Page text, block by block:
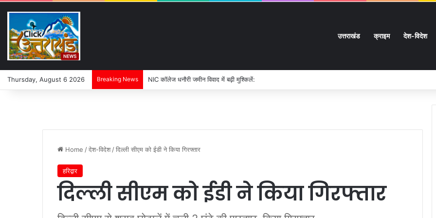
उत्तराखंड क्राइम देश-विदेश
Thursday, August 6 2026 Breaking News पहली बारिश में ढही बिजलीघर की चारदीवारी:
Home /देश-विदेश /दिल्ली सीएम को ईडी ने किया गिरफ्तार
हरिद्वार
दिल्ली सीएम को ईडी ने किया गिरफ्तार